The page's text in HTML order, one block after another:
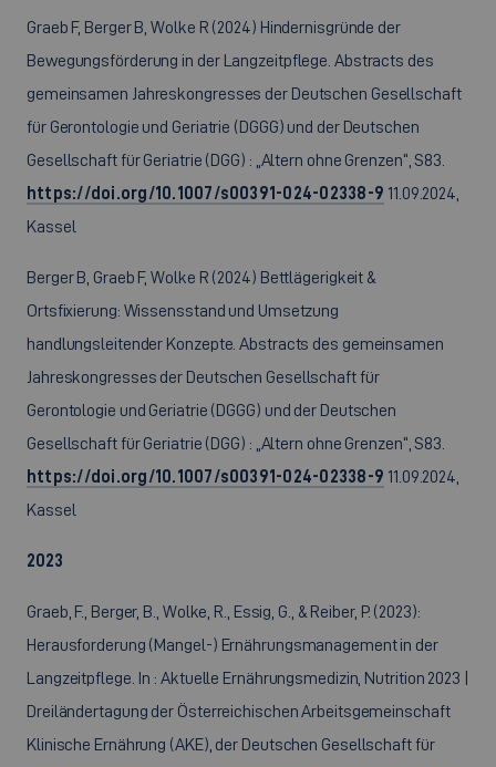
Graeb F, Berger B, Wolke R (2024) Hindernisgründe der
Bewegungsförderung in der Langzeitpflege. Abstracts des
gemeinsamen Jahreskongresses der Deutschen Gesellschaft
für Gerontologie und Geriatrie (DGGG) und der Deutschen
Gesellschaft für Geriatrie (DGG) : „Altern ohne Grenzen“, S83.
https://doi.org/10.1007/s00391-024-02338-9 11.09.2024,
Kassel
Berger B, Graeb F, Wolke R (2024) Bettlägerigkeit &
Ortsfixierung: Wissensstand und Umsetzung
handlungsleitender Konzepte. Abstracts des gemeinsamen
Jahreskongresses der Deutschen Gesellschaft für
Gerontologie und Geriatrie (DGGG) und der Deutschen
Gesellschaft für Geriatrie (DGG) : „Altern ohne Grenzen“, S83.
https://doi.org/10.1007/s00391-024-02338-9 11.09.2024,
Kassel
2023
Graeb, F., Berger, B., Wolke, R., Essig, G., & Reiber, P. (2023):
Herausforderung (Mangel-) Ernährungsmanagement in der
Langzeitpflege. In : Aktuelle Ernährungsmedizin, Nutrition 2023 |
Dreiländertagung der Österreichischen Arbeitsgemeinschaft
Klinische Ernährung (AKE), der Deutschen Gesellschaft für